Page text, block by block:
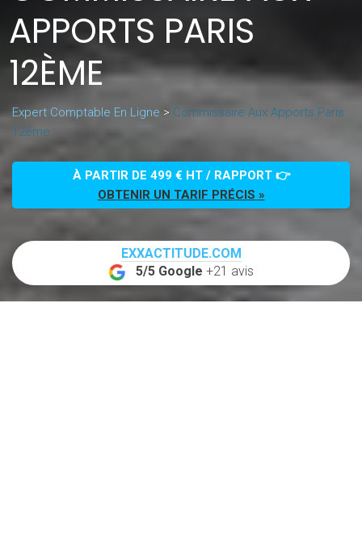
APPORTS PARIS
12ÈME
Expert Comptable En Ligne > Commissaire Aux Apports Paris
12ème
À PARTIR DE 499 € HT / RAPPORT 👉
OBTENIR UN TARIF PRÉCIS »
EXXACTITUDE.COM
5/5 Google +21 avis